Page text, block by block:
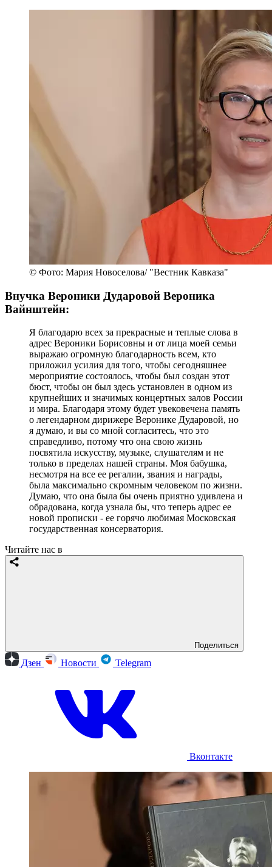
© Фото: Мария Новоселова/ "Вестник Кавказа"
Внучка Вероники Дударовой Вероника
Вайнштейн:
Я благодарю всех за прекрасные и теплые слова в
адрес Вероники Борисовны и от лица моей семьи
выражаю огромную благодарность всем, кто
приложил усилия для того, чтобы сегодняшнее
мероприятие состоялось, чтобы был создан этот
бюст, чтобы он был здесь установлен в одном из
крупнейших и значимых концертных залов России
и мира. Благодаря этому будет увековечена память
о легендарном дирижере Веронике Дударовой, но
я думаю, и вы со мной согласитесь, что это
справедливо, потому что она свою жизнь
посвятила искусству, музыке, слушателям и не
только в пределах нашей страны. Моя бабушка,
несмотря на все ее регалии, звания и награды,
была максимально скромным человеком по жизни.
Думаю, что она была бы очень приятно удивлена и
обрадована, когда узнала бы, что теперь адрес ее
новой прописки - ее горячо любимая Московская
государственная консерватория.
Читайте нас в
Поделиться
Дзен Новости Telegram
Вконтакте